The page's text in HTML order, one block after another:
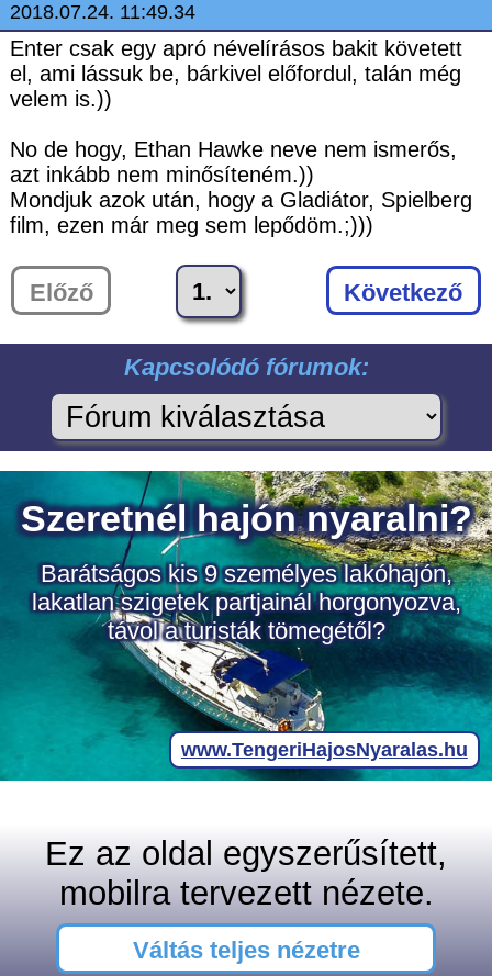
2018.07.24. 11:49.34
Enter csak egy apró névelírásos bakit követett
el, ami lássuk be, bárkivel előfordul, talán még
velem is.))
No de hogy, Ethan Hawke neve nem ismerős,
azt inkább nem minősíteném.))
Mondjuk azok után, hogy a Gladiátor, Spielberg
film, ezen már meg sem lepődöm.;)))
Előző Következő
Kapcsolódó fórumok:
Ez az oldal egyszerűsített,
mobilra tervezett nézete.
Váltás teljes nézetre